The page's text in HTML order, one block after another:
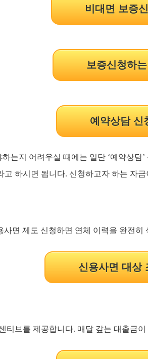
비대면 보증
보증신청하는
예약상담 신
는지 어려우실 때에는 일단 ‘예약상담
하시면 됩니다. 신청하고자 하는 자
면 제도 신청하면 연체 이력을 완전
신용사면 대상
브를 제공합니다. 매달 갚는 대출금